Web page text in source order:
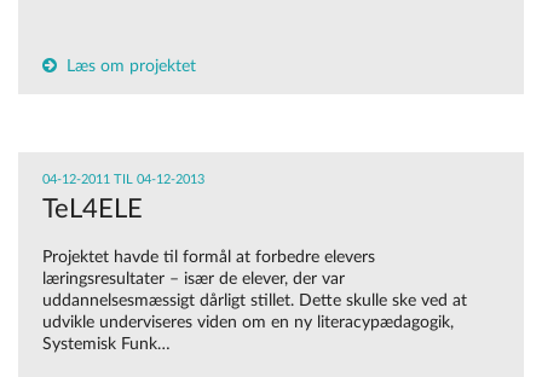
Læs om projektet
04-12-2011 TIL 04-12-2013
TeL4ELE
Projektet havde til formål at forbedre elevers
læringsresultater – især de elever, der var
uddannelsesmæssigt dårligt stillet. Dette skulle ske ved at
udvikle underviseres viden om en ny literacypædagogik,
Systemisk Funk…